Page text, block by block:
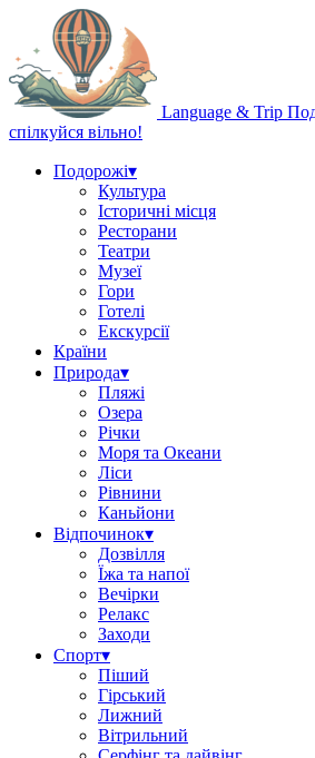
Language & Trip
спілкуйся вільно!
Подорожі▾
Культура
Історичні місця
Ресторани
Театри
Музеї
Гори
Готелі
Екскурсії
Країни
Природа▾
Пляжі
Озера
Річки
Моря та Океани
Ліси
Рівнини
Каньйони
Відпочинок▾
Дозвілля
Їжа та напої
Вечірки
Релакс
Заходи
Спорт▾
Піший
Гірський
Лижний
Вітрильний